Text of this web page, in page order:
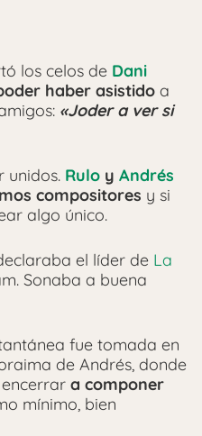
los celos de Dani
haber asistido a
«Joder a ver si
unidos. Rulo y Andrés
compositores y si
algo único.
el líder de La
Sonaba a buena
fue tomada en
de Andrés, donde
a componer
mínimo, bien